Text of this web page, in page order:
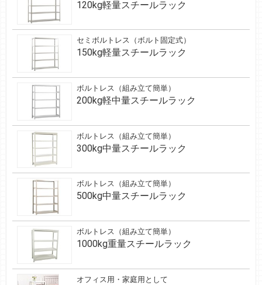
120kg軽量スチールラック
セミボルトレス（ボルト固定式）
150kg軽量スチールラック
ボルトレス（組み立て簡単）
200kg軽中量スチールラック
ボルトレス（組み立て簡単）
300kg中量スチールラック
ボルトレス（組み立て簡単）
500kg中量スチールラック
ボルトレス（組み立て簡単）
1000kg重量スチールラック
オフィス用・家庭用として